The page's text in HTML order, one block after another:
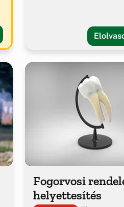
Fogorvosi
helyettesítés